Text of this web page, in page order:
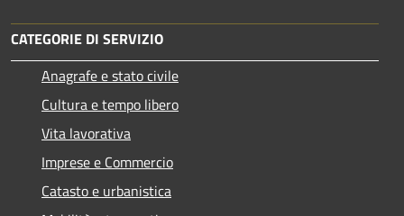
CATEGORIE DI SERVIZIO
Anagrafe e stato civile
Cultura e tempo libero
Vita lavorativa
Imprese e Commercio
Catasto e urbanistica